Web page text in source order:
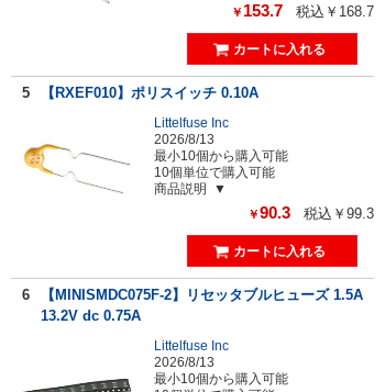
￥ 153.7 税込￥168.7
5 【RXEF010】ポリスイッチ 0.10A
Littelfuse Inc
2026/8/13
最小10個から購入可能
10個単位で購入可能
商品説明
￥90.3 税込￥99.3
6
【MINISMDC075F-2】リセッタブルヒューズ 1.5A
13.2V dc 0.75A
Littelfuse Inc
2026/8/13
最小10個から購入可能